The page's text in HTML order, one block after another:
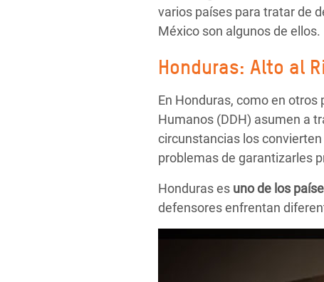
varios países para tratar de
México son algunos de ellos.
Honduras: Alto al
En Honduras, como en
Humanos (DDH) asumen a
circunstancias los
problemas de garantizarles
Honduras es uno de los
defensores enfrentan